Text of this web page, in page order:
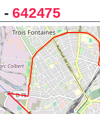
- 642475